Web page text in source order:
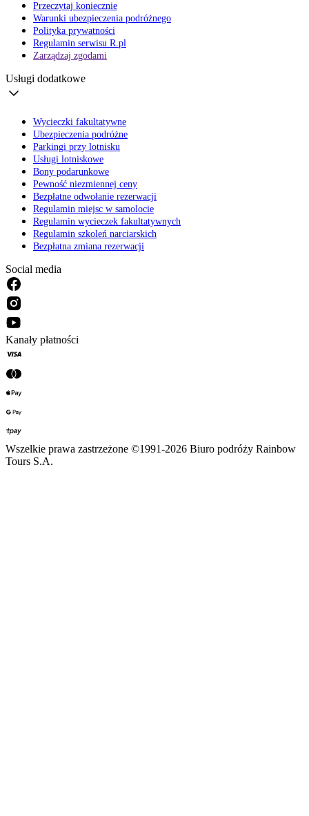
Przeczytaj koniecznie
Warunki ubezpieczenia podróżnego
Polityka prywatności
Regulamin serwisu R.pl
Zarządzaj zgodami
Usługi dodatkowe
Wycieczki fakultatywne
Ubezpieczenia podróżne
Parkingi przy lotnisku
Usługi lotniskowe
Bony podarunkowe
Pewność niezmiennej ceny
Bezpłatne odwołanie rezerwacji
Regulamin miejsc w samolocie
Regulamin wycieczek fakultatywnych
Regulamin szkoleń narciarskich
Bezpłatna zmiana rezerwacji
Social media
Kanały płatności
Wszelkie prawa zastrzeżone ©1991-2026 Biuro podróży Rainbow
Tours S.A.